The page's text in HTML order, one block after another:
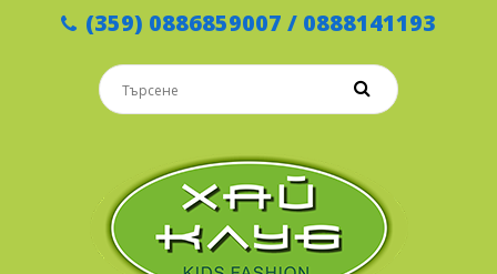
(359) 0886859007 / 0888141193